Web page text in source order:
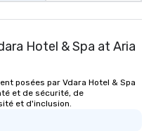
Hotel & Spa at Aria
posées par Vdara Hotel & Spa
et de sécurité, de
et d'inclusion.